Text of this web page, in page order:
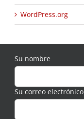
WordPress.org
Su nombre
Su correo electrónico